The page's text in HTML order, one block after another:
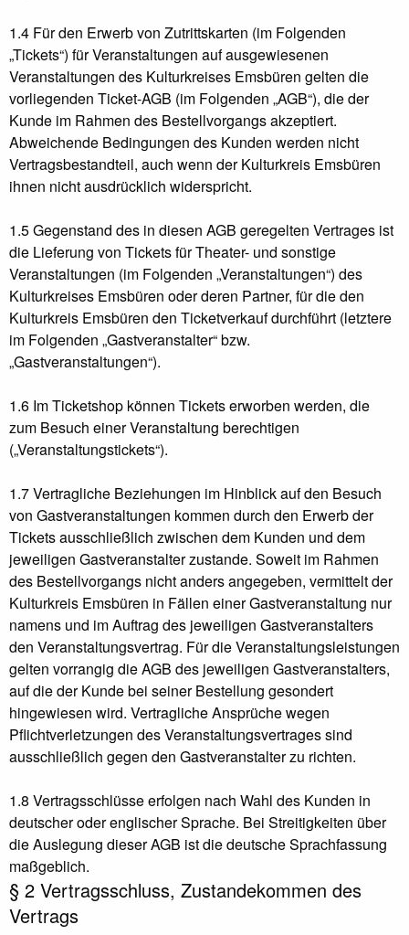
1.4 Für den Erwerb von Zutrittskarten (im Folgenden
„Tickets“) für Veranstaltungen auf ausgewiesenen
Veranstaltungen des Kulturkreises Emsbüren gelten die
vorliegenden Ticket-AGB (im Folgenden „AGB“), die der
Kunde im Rahmen des Bestellvorgangs akzeptiert.
Abweichende Bedingungen des Kunden werden nicht
Vertragsbestandteil, auch wenn der Kulturkreis Emsbüren
ihnen nicht ausdrücklich widerspricht.
1.5 Gegenstand des in diesen AGB geregelten Vertrages ist
die Lieferung von Tickets für Theater- und sonstige
Veranstaltungen (im Folgenden „Veranstaltungen“) des
Kulturkreises Emsbüren oder deren Partner, für die den
Kulturkreis Emsbüren den Ticketverkauf durchführt (letztere
im Folgenden „Gastveranstalter“ bzw.
„Gastveranstaltungen“).
1.6 Im Ticketshop können Tickets erworben werden, die
zum Besuch einer Veranstaltung berechtigen
(„Veranstaltungstickets“).
1.7 Vertragliche Beziehungen im Hinblick auf den Besuch
von Gastveranstaltungen kommen durch den Erwerb der
Tickets ausschließlich zwischen dem Kunden und dem
jeweiligen Gastveranstalter zustande. Soweit im Rahmen
des Bestellvorgangs nicht anders angegeben, vermittelt der
Kulturkreis Emsbüren in Fällen einer Gastveranstaltung nur
namens und im Auftrag des jeweiligen Gastveranstalters
den Veranstaltungsvertrag. Für die Veranstaltungsleistungen
gelten vorrangig die AGB des jeweiligen Gastveranstalters,
auf die der Kunde bei seiner Bestellung gesondert
hingewiesen wird. Vertragliche Ansprüche wegen
Pflichtverletzungen des Veranstaltungsvertrages sind
ausschließlich gegen den Gastveranstalter zu richten.
1.8 Vertragsschlüsse erfolgen nach Wahl des Kunden in
deutscher oder englischer Sprache. Bei Streitigkeiten über
die Auslegung dieser AGB ist die deutsche Sprachfassung
maßgeblich.
§ 2 Vertragsschluss, Zustandekommen des
Vertrags